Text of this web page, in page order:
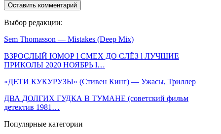
Выбор редакции:
Sem Thomasson — Mistakes (Deep Mix)
ВЗРОСЛЫЙ ЮМОР l СМЕХ ДО СЛЁЗ l ЛУЧШИЕ
ПРИКОЛЫ 2020 НОЯБРЬ l…
«ДЕТИ КУКУРУЗЫ» (Стивен Кинг) — Ужасы, Триллер
ДВА ДОЛГИХ ГУДКА В ТУМАНЕ (советский фильм
детектив 1981…
Популярные категории